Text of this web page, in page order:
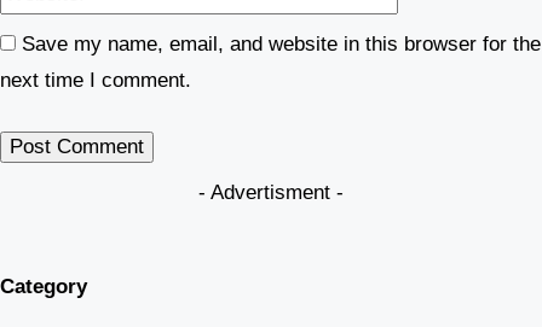
Save my name, email, and website in this browser for the
next time I comment.
- Advertisment -
Category